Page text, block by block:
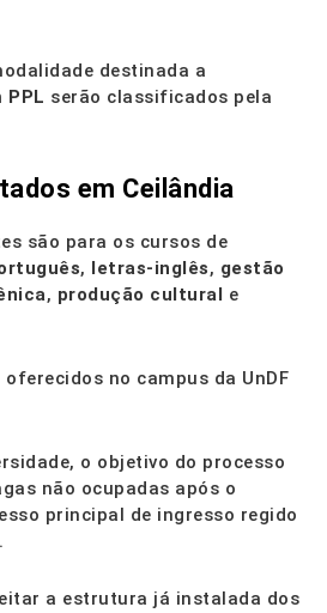
destinada a
PPL serão classificados pela
em Ceilândia
são para os cursos de
, letras-inglês, gestão
, produção cultural e
no campus da UnDF
o objetivo do processo
não ocupadas após o
principal de ingresso regido
a estrutura já instalada dos